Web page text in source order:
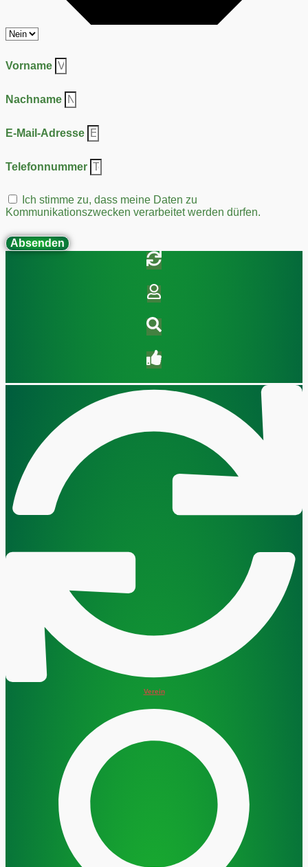
Vorname
Nachname
E-Mail-Adresse
Telefonnummer
Ich stimme zu, dass meine Daten zu
Kommunikationszwecken verarbeitet werden dürfen.
Absenden
Verein